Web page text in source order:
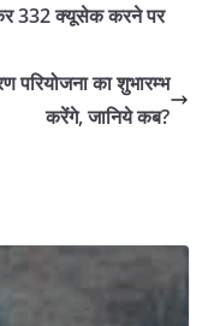
332 क्यूसेक करने पर
परियोजना का शुभारम्भ
करेंगे, जानिये कब?